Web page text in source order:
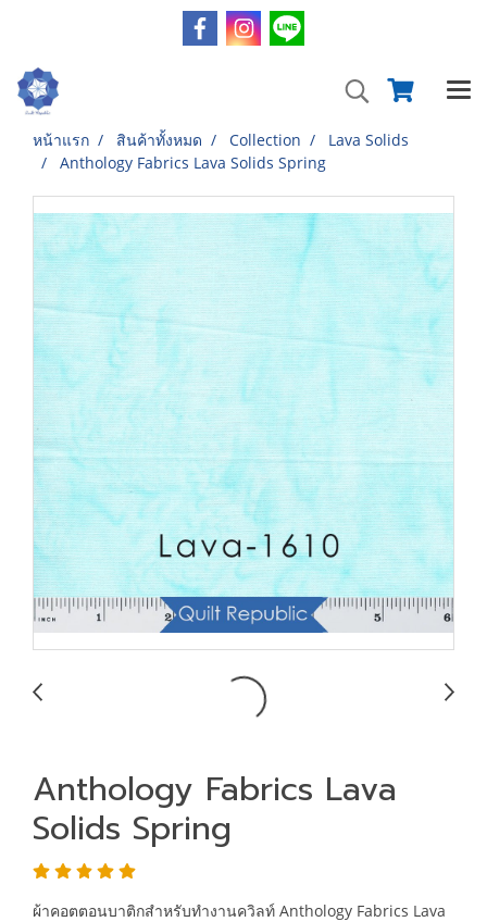
หน้าแรก สินค้าทั้งหมด Collection
Lava Solids
Anthology Fabrics Lava Solids Spring
Anthology Fabrics Lava
Solids Spring
ผ้าคอตตอนบาติกสำหรับทำงานควิลท์ Anthology Fabrics Lava